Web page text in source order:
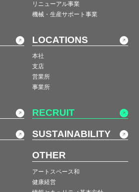
リニューアル事業
機械・生産サポート事業
LOCATIONS
本社
支店
営業所
事業所
RECRUIT
SUSTAINABILITY
OTHER
アートスペース和
健康経営